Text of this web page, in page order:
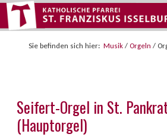
Sie befinden sich hier: Musik / Orgeln /
Seifert-Orgel in St.
(Hauptorgel)